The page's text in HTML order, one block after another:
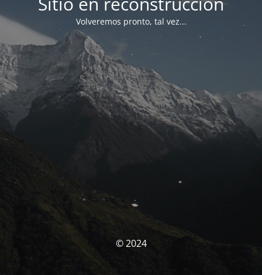
Volveremos pronto, tal vez...
© 2024